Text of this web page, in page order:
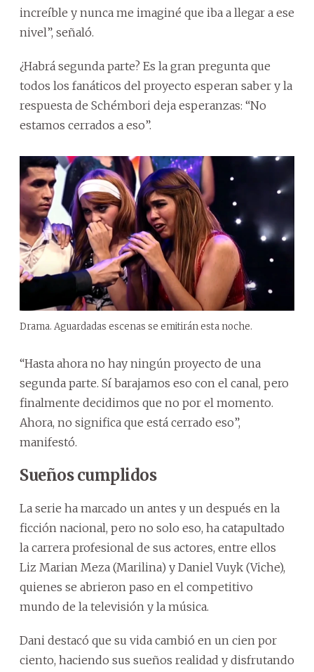
increíble y nunca me imaginé que iba a llegar a ese
nivel”, señaló.
¿Habrá segunda parte? Es la gran pregunta que
todos los fanáticos del proyecto esperan saber y la
respuesta de Schémbori deja esperanzas: “No
estamos cerrados a eso”.
Drama. Aguardadas escenas se emitirán esta noche.
“Hasta ahora no hay ningún proyecto de una
segunda parte. Sí barajamos eso con el canal, pero
finalmente decidimos que no por el momento.
Ahora, no significa que está cerrado eso”,
manifestó.
Sueños cumplidos
La serie ha marcado un antes y un después en la
ficción nacional, pero no solo eso, ha catapultado
la carrera profesional de sus actores, entre ellos
Liz Marian Meza (Marilina) y Daniel Vuyk (Viche),
quienes se abrieron paso en el competitivo
mundo de la televisión y la música.
Dani destacó que su vida cambió en un cien por
ciento, haciendo sus sueños realidad y disfrutando